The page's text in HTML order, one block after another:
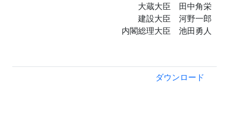
大蔵大臣 田中角栄
建設大臣 河野一郎
内閣総理大臣 池田勇人
ダウンロード